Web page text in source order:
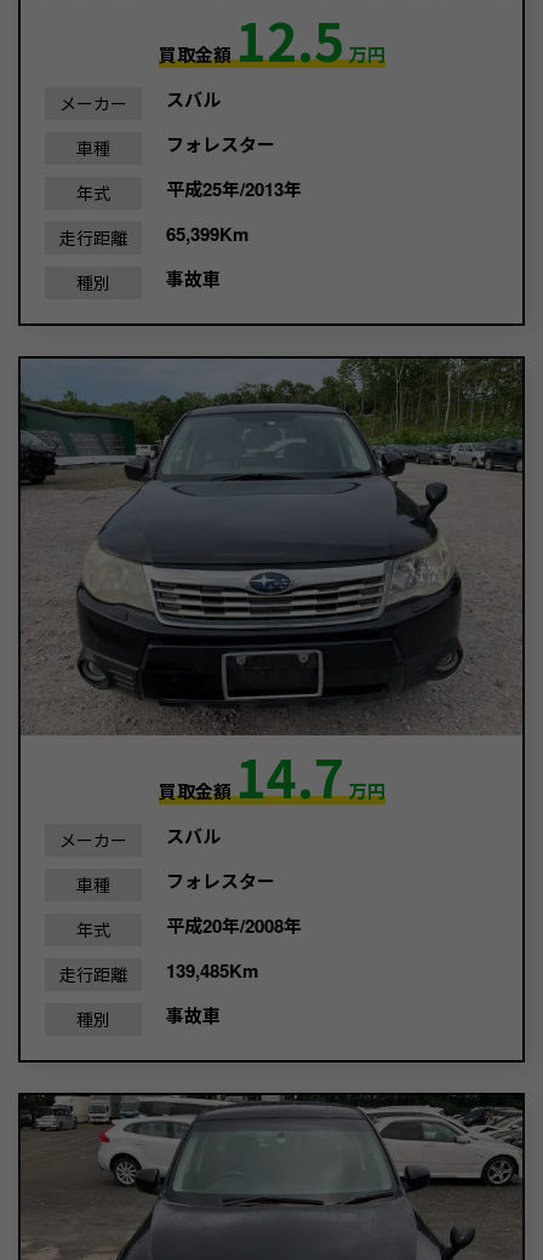
買取金額12.5万円
メーカー スバル
車種 フォレスター
年式 平成25年/2013年
走行距離 65,399Km
種別 事故車
買取金額14.7万円
メーカー スバル
車種 フォレスター
年式 平成20年/2008年
走行距離 139,485Km
種別 事故車